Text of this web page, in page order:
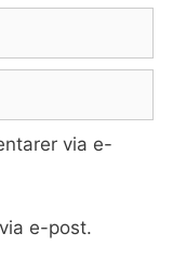
via e-
e-post.